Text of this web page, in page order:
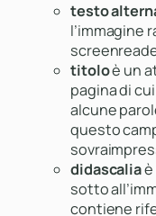
testo
l’immagine
titoloè un
pagina di
alcune
questo
didascalia
sotto
contiene